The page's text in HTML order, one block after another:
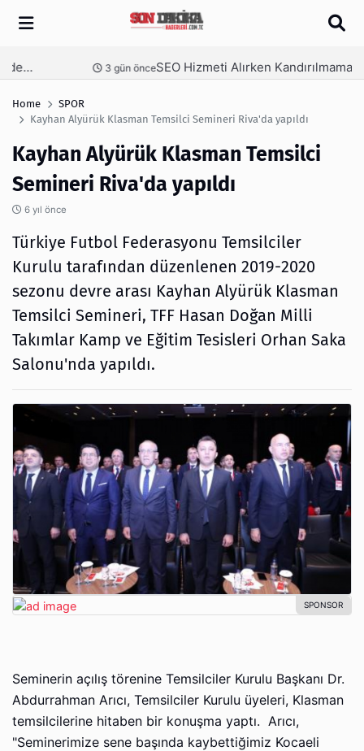
Arama
SEO Hizmeti Alırken Kandırılmamak İçin Bilinmesi Gerekenler 4 gün önce
Home
SPOR
Kayhan Alyürük Klasman Temsilci Semineri Riva'da yapıldı
Kayhan Alyürük Klasman Temsilci
Semineri Riva'da yapıldı
6 yıl önce
Türkiye Futbol Federasyonu Temsilciler
Kurulu tarafından düzenlenen 2019-2020
sezonu devre arası Kayhan Alyürük Klasman
Temsilci Semineri, TFF Hasan Doğan Milli
Takımlar Kamp ve Eğitim Tesisleri Orhan Saka
Salonu'nda yapıldı.
Seminerin açılış törenine Temsilciler Kurulu Başkanı Dr.
Abdurrahman Arıcı, Temsilciler Kurulu üyeleri, Klasman
temsilcilerine hitaben bir konuşma yaptı. Arıcı,
"Seminerimize sene başında kaybettiğimiz Kocaeli